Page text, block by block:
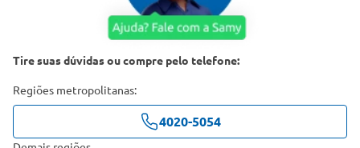
Tire suas dúvidas ou compre pelo telefone:
Regiões metropolitanas:
4020-5054